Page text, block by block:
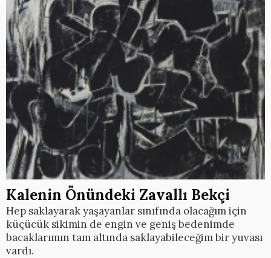
Kalenin Önündeki Zavallı Bekçi
Hep saklayarak yaşayanlar sınıfında olacağım için
küçücük sikimin de engin ve geniş bedenimde
bacaklarımın tam altında saklayabileceğim bir yuvası
vardı.